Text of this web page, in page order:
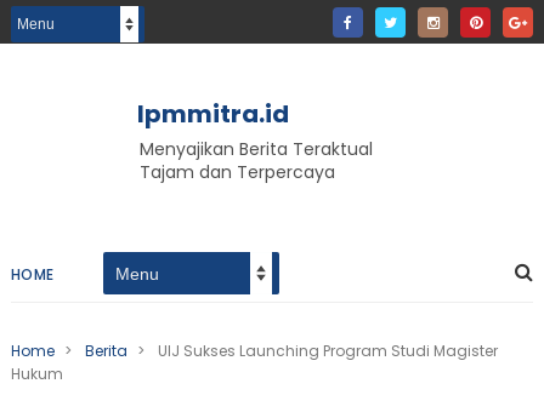
lpmmitra.id
Menyajikan Berita Teraktual
Tajam dan Terpercaya
HOME
Home > Berita >
UIJ Sukses Launching Program Studi Magister
Hukum